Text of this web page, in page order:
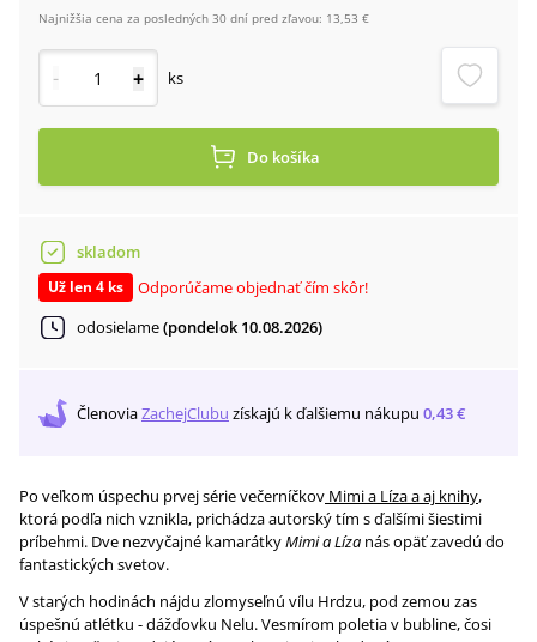
Najnižšia cena za posledných 30 dní pred zľavou: 13,53 €
- + ks
Do košíka
skladom
Už len 4 ks
Odporúčame objednať čím skôr!
odosielame(pondelok 10.08.2026)
ČlenoviaZachejClubu získajú k ďalšiemu nákupu 0,43 €
Po veľkom úspechu prvej série večerníčkov Mimi a Líza a aj knihy,
ktorá podľa nich vznikla, prichádza autorský tím s ďalšími šiestimi
príbehmi. Dve nezvyčajné kamarátkyMimi a Líza nás opäť zavedú do
fantastických svetov.
V starých hodinách nájdu zlomyseľnú vílu Hrdzu, pod zemou zas
úspešnú atlétku - dážďovku Nelu. Vesmírom poletia v bubline, čosi